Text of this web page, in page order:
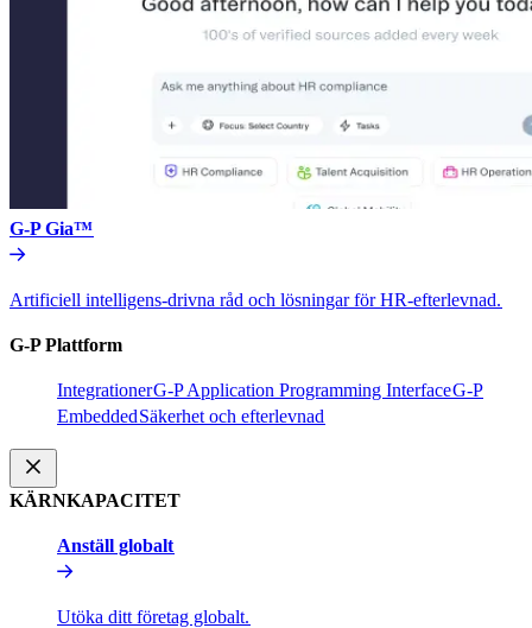
G-P Gia™​​
Artificiell intelligens-drivna råd och lösningar för HR-efterlevnad.​​
G-P Plattform​​
Integrationer​​G-P Application Programming Interface​​G-P
Embedded​​Säkerhet och efterlevnad​​
KÄRNKAPACITET​​
Anställ globalt​​
Utöka ditt företag globalt.​​